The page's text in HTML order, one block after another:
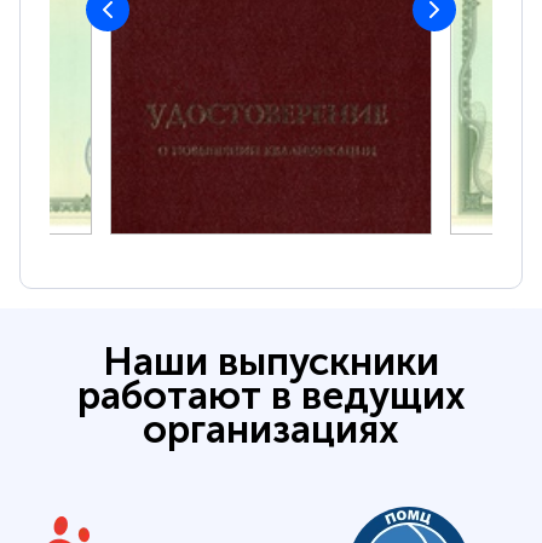
Наши выпускники
работают в ведущих
организациях